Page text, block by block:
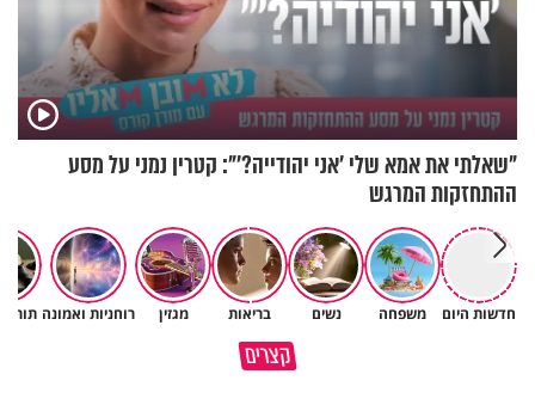
"שאלתי את אמא שלי 'אני יהודייה?'": קטרין נמני על מסע
ההתחזקות המרגש
חדשות היום משפחה נשים בריאות מגזין רוחניות ואמונה תורה
קצרים
תהיו אהרון הכהן - תשכינו שלום
כל קושי שחווית היה ניסיון